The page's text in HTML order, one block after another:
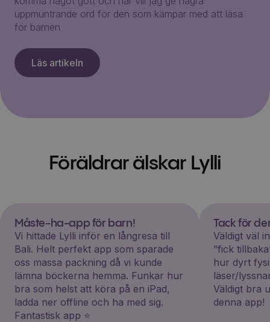
uppmuntrande ord för den som kämpar med att läsa
för barnen
Läs artikeln
Föräldrar älskar Lylli
Måste-ha-app för barn!
Vi hittade Lylli inför en långresa till
Bali. Helt perfekt app som sparade
oss massa packning då vi kunde
lämna böckerna hemma. Funkar hur
bra som helst att köra på en iPad,
ladda ner offline och ha med sig.
Fantastisk app ⭐️
Tack för
Väldigt väl
”fick
hur dyrt
läser/
Väldigt bra
denna app!